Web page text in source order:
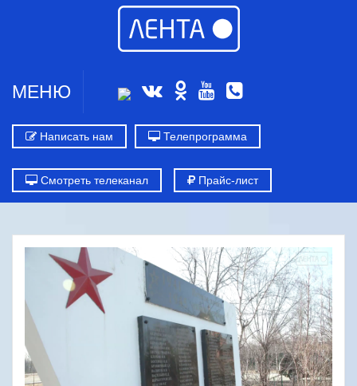
МЕНЮ
Написать нам Телепрограмма
Смотреть телеканал Прайс-лист